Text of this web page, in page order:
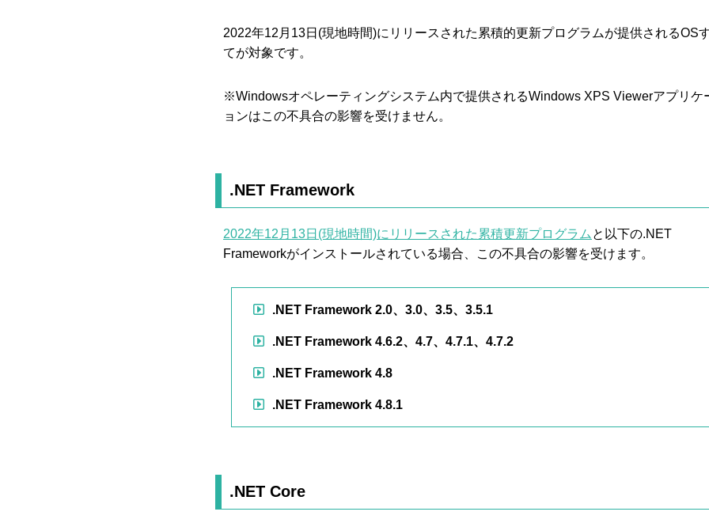
2022年12月13日(現地時間)にリリースされた累積的更新プログラムが提供されるOS
てが対象です。
※Windowsオペレーティングシステム内で提供されるWindows XPS Viewerアプリケ
ョンはこの不具合の影響を受けません。
.NET Framework
2022年12月13日(現地時間)にリリースされた累積更新プログラム と以下の.NET
Frameworkがインストールされている場合、この不具合の影響を受けます。
.NET Framework 2.0、3.0、3.5、3.5.1
.NET Framework 4.6.2、4.7、4.7.1、4.7.2
.NET Framework 4.8
.NET Framework 4.8.1
.NET Core